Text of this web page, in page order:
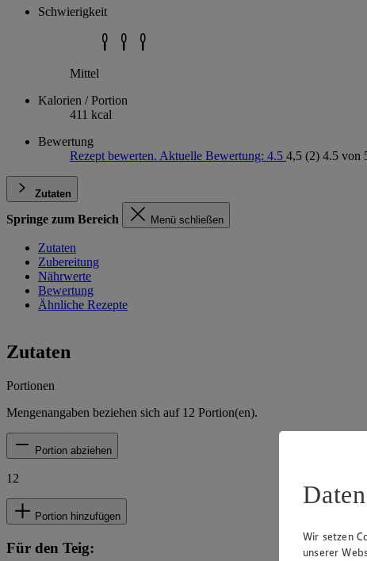
Schwierigkeit
Mittel
Kalorien / Portion
411 kcal
Bewertung
Rezept bewerten. Aktuelle Bewertung: 4.5 4,5 (2) 4.5 von
Zutaten
Springe zum Bereich Menü schließen
Zutaten
Zubereitung
Nährwerte
Bewertung
Ähnliche Rezepte
Zutaten
Portionen
Mengenangaben beziehen sich auf 12 Portion(en).
Portion abziehen
12
Portion hinzufügen
Für den Teig:
Wir setzen
unserer